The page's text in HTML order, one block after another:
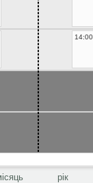
рік
14:00